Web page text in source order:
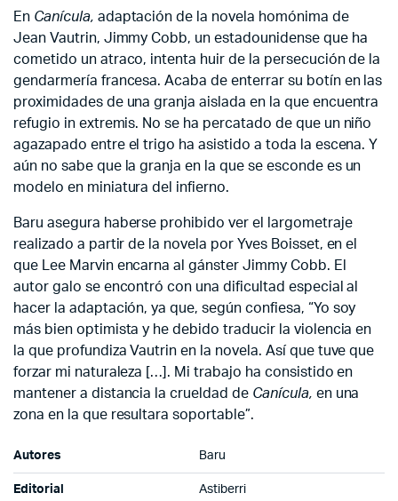
En Canícula, adaptación de la novela homónima de
Jean Vautrin, Jimmy Cobb, un estadounidense que ha
cometido un atraco, intenta huir de la persecución de la
gendarmería francesa. Acaba de enterrar su botín en las
proximidades de una granja aislada en la que encuentra
refugio in extremis. No se ha percatado de que un niño
agazapado entre el trigo ha asistido a toda la escena. Y
aún no sabe que la granja en la que se esconde es un
modelo en miniatura del infierno.
Baru asegura haberse prohibido ver el largometraje
realizado a partir de la novela por Yves Boisset, en el
que Lee Marvin encarna al gánster Jimmy Cobb. El
autor galo se encontró con una dificultad especial al
hacer la adaptación, ya que, según confiesa, “Yo soy
más bien optimista y he debido traducir la violencia en
la que profundiza Vautrin en la novela. Así que tuve que
forzar mi naturaleza […]. Mi trabajo ha consistido en
mantener a distancia la crueldad de Canícula, en una
zona en la que resultara soportable”.
Autores Baru
Editorial Astiberri